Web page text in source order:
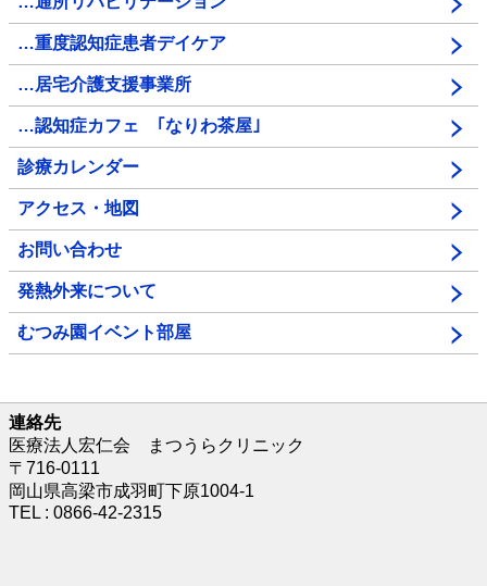
…重度認知症患者デイケア
…居宅介護支援事業所
…認知症カフェ ｢なりわ茶屋｣
診療カレンダー
アクセス・地図
お問い合わせ
発熱外来について
むつみ園イベント部屋
連絡先
医療法人宏仁会 まつうらクリニック
〒716-0111
岡山県高梁市成羽町下原1004-1
TEL : 0866-42-2315